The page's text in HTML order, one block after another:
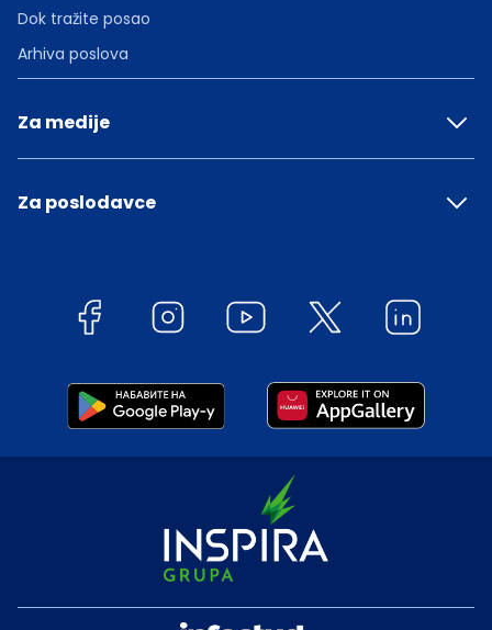
Dok tražite posao
Arhiva poslova
Za medije
Za poslodavce